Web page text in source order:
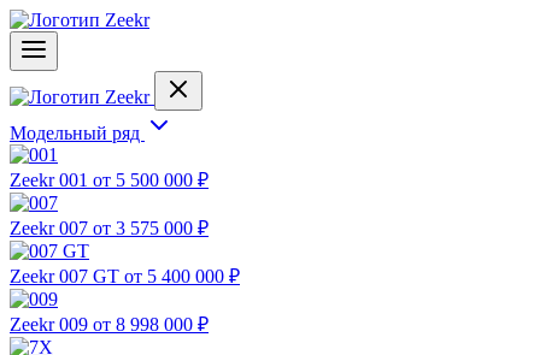
Модельный ряд
Zeekr 001 от 5 500 000 ₽
Zeekr 007 от 3 575 000 ₽
Zeekr 007 GT от 5 400 000 ₽
Zeekr 009 от 8 998 000 ₽